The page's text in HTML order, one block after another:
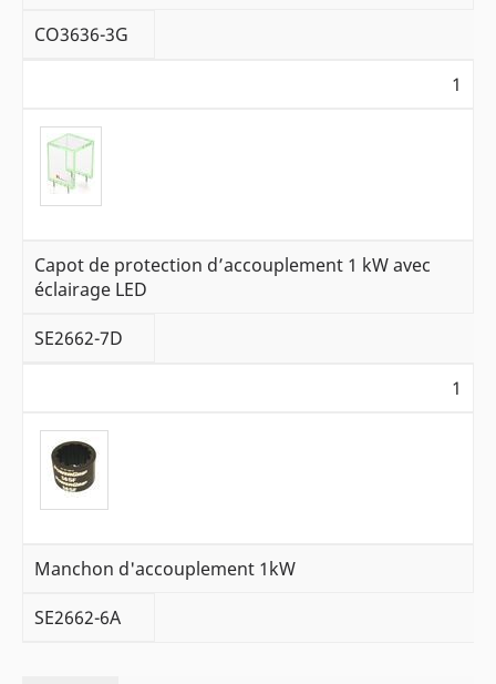
CO3636-3G
1
Capot de protection d’accouplement 1 kW avec
éclairage LED
SE2662-7D
1
Manchon d'accouplement 1kW
SE2662-6A